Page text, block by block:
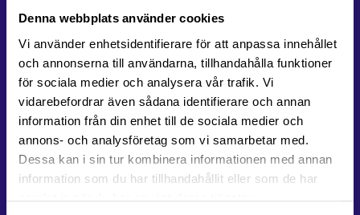
Denna webbplats använder cookies
Vi använder enhetsidentifierare för att anpassa innehållet
och annonserna till användarna, tillhandahålla funktioner
för sociala medier och analysera vår trafik. Vi
vidarebefordrar även sådana identifierare och annan
information från din enhet till de sociala medier och
annons- och analysföretag som vi samarbetar med.
Dessa kan i sin tur kombinera informationen med annan
information som du har tillhandahållit eller som de har
samlat in när du har använt deras tjänster.
Om rörlighet i staten
Vad är Rörlighet i staten?
Rörlighet i statens mål
Medlemsmyndigheter
Styrelsen
Bli medlem
Din utveckling